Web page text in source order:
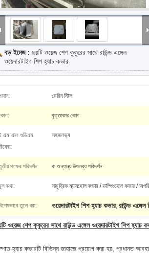
বড় ইমেজ : ছয়টি ওয়েজ শেপ কুকুরের সাথে রাউন্ড এঙ্গেল
ওয়েদারটাইগ শিপ হ্যাচ কভার
মেরিন স্টিল
বৃত্তাকার কোণ
এম এবং ওডিএম
সহজলভ্য
পক্ষের পরিদর্শন: বা অন্যান্য উপলব্ধ পরিদর্শন
কথা: সামুদ্রিক ম্যানহোল কভার / ডাম্পিংহোল কভার /
তুলে ধরা: ওয়েদারটাইগ শিপ হ্যাচ কভার, রাউন্ড
ওয়েজ শেপ কুকুরের সাথে রাউন্ড এঙ্গেল ওয়েদারটাইগ শিপ হ্যাচ
হ্যাচ কভারটি বিভিন্ন জাহাজে প্রয়োগ করা হয়, প্রধানত